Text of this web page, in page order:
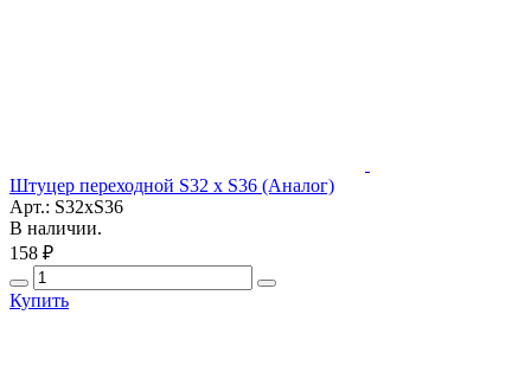
Штуцер переходной S32 x S36 (Аналог)
Арт.: S32xS36
В наличии.
158 ₽
Купить